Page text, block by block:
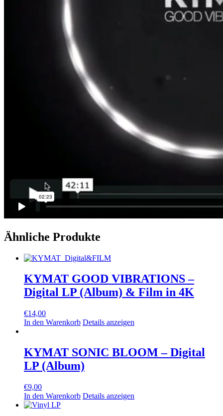
Ähnliche Produkte
KYMAT GOOD VIBRATIONS –
Digital LP (Album) & Film in 4K
€14,00
In den Warenkorb Details anzeigen
KYMAT SONIC BLOOM – Digital
LP (Album)
€9,00
In den Warenkorb Details anzeigen